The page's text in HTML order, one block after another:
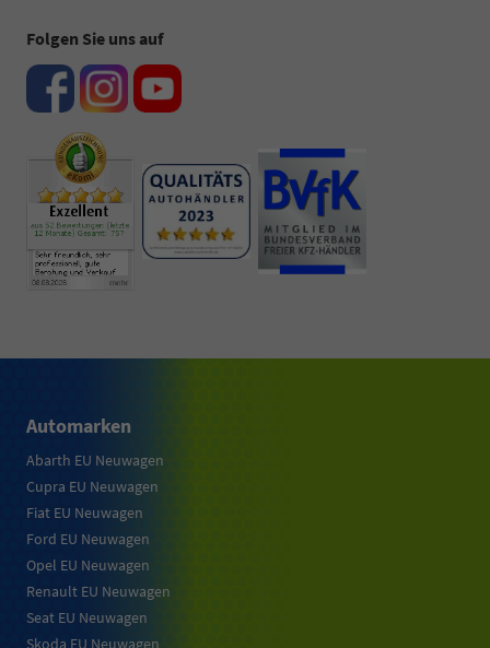
Folgen Sie uns auf
Automarken
Abarth EU Neuwagen
Cupra EU Neuwagen
Fiat EU Neuwagen
Ford EU Neuwagen
Opel EU Neuwagen
Renault EU Neuwagen
Seat EU Neuwagen
Skoda EU Neuwagen